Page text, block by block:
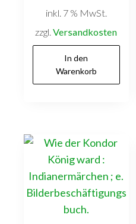
inkl. 7 % MwSt.
zzgl.Versandkosten
In den
Warenkorb